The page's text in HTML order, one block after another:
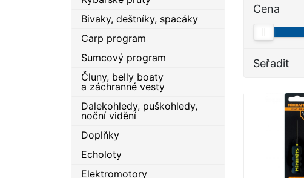
Bivaky, deštníky, spacáky
Carp program
Sumcový program
Čluny, belly boaty
a záchranné vesty
Dalekohledy, puškohledy,
noční vidění
Doplňky
Echoloty
Elektromotory
Cena
Seřadit